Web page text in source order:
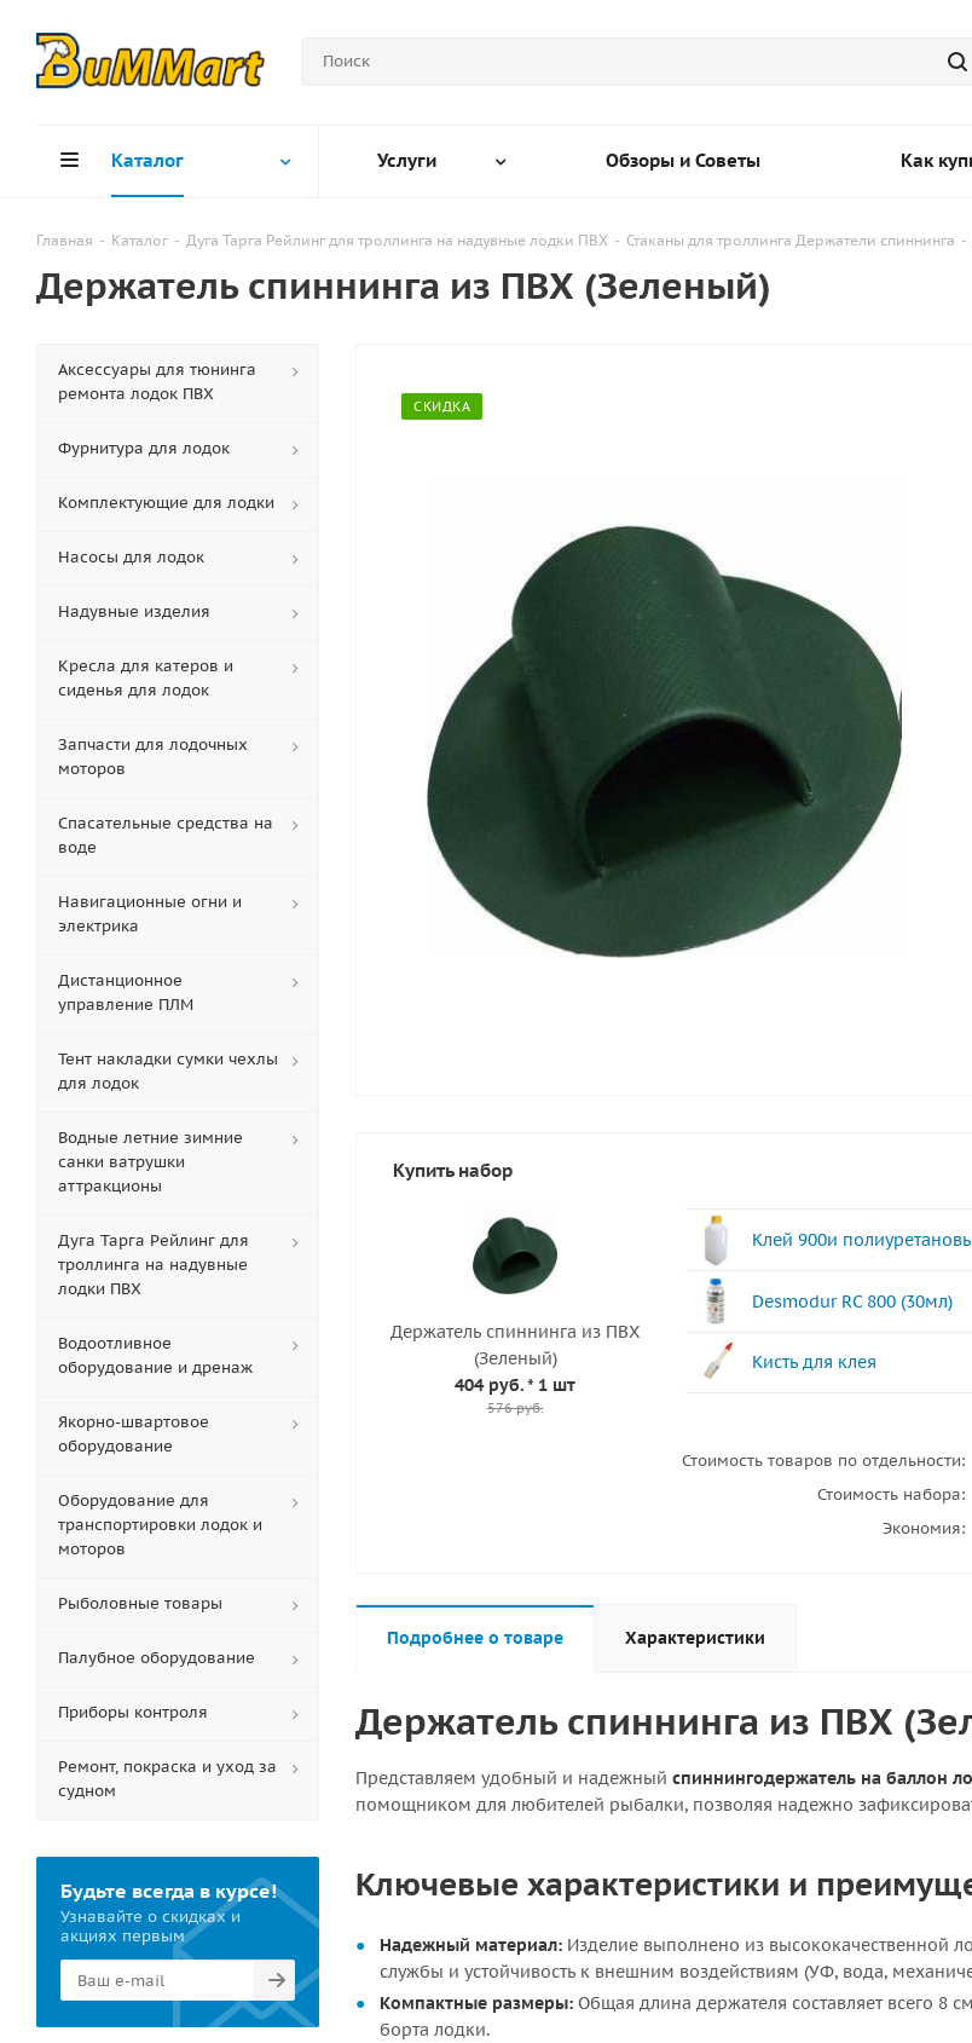
Каталог Услуги Обзоры и Советы Как
Главная - Каталог - Дуга Тарга Рейлинг для троллинга на надувные лодки ПВХ - Стаканы для троллинга Держатели спиннинга -
Держатель спиннинга из ПВХ (Зеленый)
СКИДКА
Купить набор
Держатель спиннинга из ПВХ
(Зеленый)
404 руб.* 1 шт
576 руб.
Клей 900и
Desmodur RC 800 (30мл)
Кисть для клея
Стоимость товаров по отдельности:
Стоимость набора:
Экономия:
Подробнее о товаре Характеристики
Держатель спиннинга из ПВХ
Представляем удобный и надежный спиннингодержатель на баллон
помощником для любителей рыбалки, позволяя надежно
Ключевые характеристики и
Надежный материал: Изделие выполнено из высококачественной
службы и устойчивость к внешним воздействиям (УФ, вода,
Компактные размеры: Общая длина держателя составляет всего 8
борта лодки.
Аксессуары для тюнинга
ремонта лодок ПВХ
Фурнитура для лодок
Комплектующие для лодки
Насосы для лодок
Надувные изделия
Кресла для катеров и
сиденья для лодок
Запчасти для лодочных
моторов
Спасательные средства на
воде
Навигационные огни и
электрика
Дистанционное
управление ПЛМ
Тент накладки сумки чехлы
для лодок
Водные летние зимние
санки ватрушки
аттракционы
Дуга Тарга Рейлинг для
троллинга на надувные
лодки ПВХ
Водоотливное
оборудование и дренаж
Якорно-швартовое
оборудование
Оборудование для
транспортировки лодок и
моторов
Рыболовные товары
Палубное оборудование
Приборы контроля
Ремонт, покраска и уход за
судном
Будьте всегда в курсе!
Узнавайте о скидках и
акциях первым